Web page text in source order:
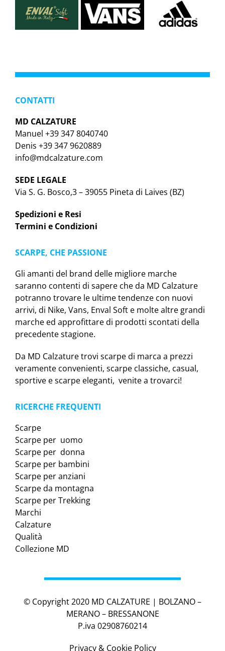
CONTATTI
MD CALZATURE
Manuel +39 347 8040740
Denis +39 347 9620889
info@mdcalzature.com
SEDE LEGALE
Via S. G. Bosco,3 – 39055 Pineta di Laives (BZ)
Spedizioni e Resi
Termini e Condizioni
SCARPE, CHE PASSIONE
Gli amanti del brand delle migliore marche
saranno contenti di sapere che da MD Calzature
potranno trovare le ultime tendenze con nuovi
arrivi, di Nike, Vans, Enval Soft e molte altre grandi
marche ed approfittare di prodotti scontati della
precedente stagione.
Da MD Calzature trovi scarpe di marca a prezzi
veramente convenienti, scarpe classiche, casual,
sportive e scarpe eleganti, venite a trovarci!
RICERCHE FREQUENTI
Scarpe
Scarpe per uomo
Scarpe per donna
Scarpe per bambini
Scarpe per anziani
Scarpe da montagna
Scarpe per Trekking
Marchi
Calzature
Qualità
Collezione MD
© Copyright 2020 MD CALZATURE | BOLZANO –
MERANO – BRESSANONE
P.iva 02908760214
Privacy & Cookie Policy